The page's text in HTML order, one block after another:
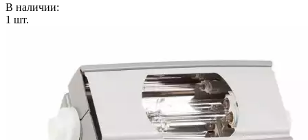
В наличии:
1 шт.